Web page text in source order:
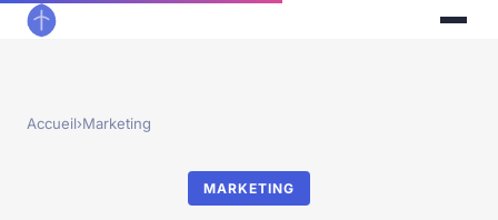
Accueil›Marketing
MARKETING